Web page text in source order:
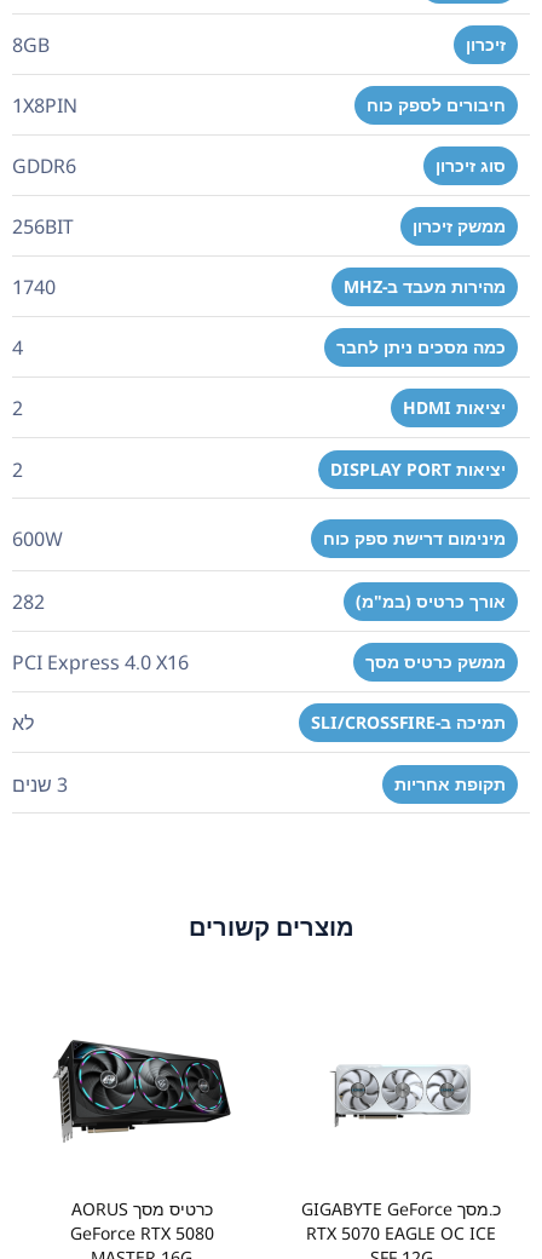
זיכרון 8GB
חיבורים לספק כוח 1X8PIN
סוג זיכרון GDDR6
ממשק זיכרון 256BIT
מהירות מעבד ב-MHZ 1740
כמה מסכים ניתן לחבר 4
יציאות HDMI 2
יציאות DISPLAY PORT 2
מינימום דרישת ספק כוח 600W
אורך כרטיס (במ"מ) 282
ממשק כרטיס מסך PCI Express 4.0 X16
תמיכה ב-SLI/CROSSFIRE לא
תקופת אחריות 3 שנים
מוצרים קשורים
כ.מסך GIGABYTE GeForce
RTX 5070 EAGLE OC ICE
כרטיס מסך AORUS
GeForce RTX 5080